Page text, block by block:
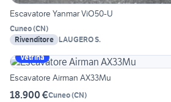
Escavatore Yanmar ViO50-U
Cuneo(CN)
Rivenditore LAUGERO S.
Vetrina
Escavatore Airman AX33Mu
18.900 €Cuneo(CN)